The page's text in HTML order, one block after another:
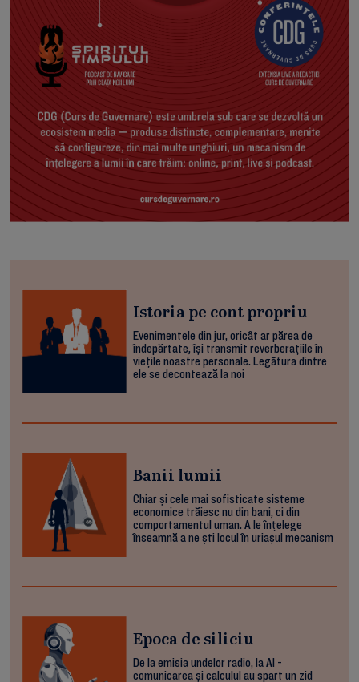
Istoria pe cont propriu
Evenimentele din jur, oricât ar părea de
îndepărtate, își transmit reverberațiile în
viețile noastre personale. Legătura dintre
ele se decontează la noi
Banii lumii
Chiar și cele mai sofisticate sisteme
economice trăiesc nu din bani, ci din
comportamentul uman. A le înțelege
înseamnă a ne ști locul în uriașul mecanism
Epoca de siliciu
De la emisia undelor radio, la AI -
comunicarea și calculul au spart un zid